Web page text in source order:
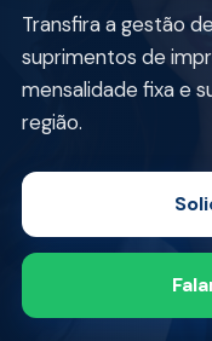
Transfira a gestão
suprimentos de
mensalidade fixa e
região.